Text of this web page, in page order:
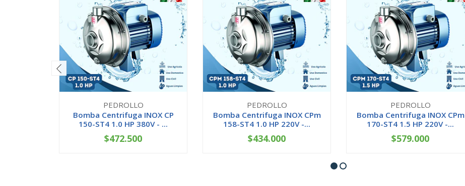
PEDROLLO
Bomba Centrifuga INOX CP
150-ST4 1.0 HP 380V - ...
+
$472.500
PEDROLLO
Bomba Centrifuga INOX CPm
158-ST4 1.0 HP 220V -...
+
$434.000
PEDROLLO
Bomba Centrifuga INOX CPm
170-ST4 1.5 HP 220V -...
+
$579.000